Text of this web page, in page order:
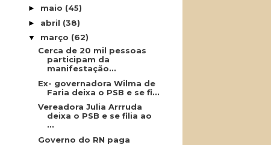
► maio (45)
► abril (38)
▼ março (62)
Cerca de 20 mil pessoas
participam da
manifestação...
Ex- governadora Wilma de
Faria deixa o PSB e se fi...
Vereadora Julia Arrruda
deixa o PSB e se filia ao
...
Governo do RN paga